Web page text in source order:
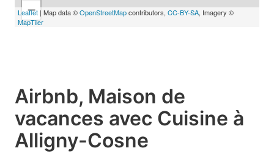
−
Leaflet | Map data ©OpenStreetMapcontributors, CC-BY-SA, Imagery ©
MapTiler
Airbnb, Maison de
vacances avec Cuisine à
Alligny-Cosne